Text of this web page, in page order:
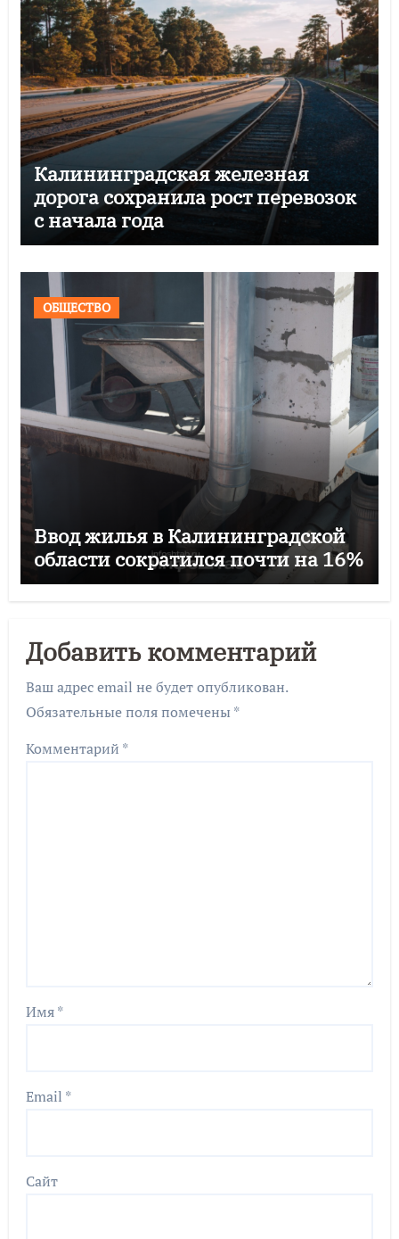
Калининградская железная
дорога сохранила рост перевозок
с начала года
ОБЩЕСТВО
Ввод жилья в Калининградской
области сократился почти на 16%
Добавить комментарий
Ваш адрес email не будет опубликован.
Обязательные поля помечены *
Комментарий *
Имя*
Email *
Сайт